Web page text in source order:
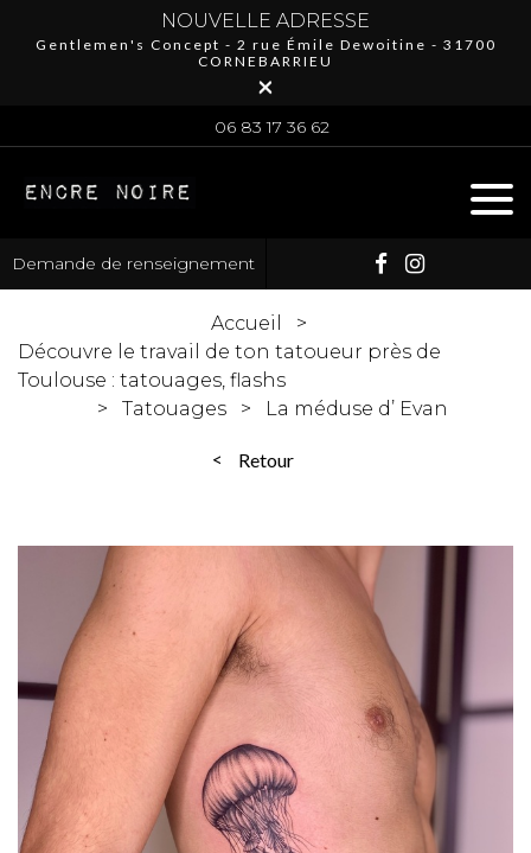
NOUVELLE ADRESSE
Gentlemen's Concept - 2 rue Émile Dewoitine - 31700
CORNEBARRIEU
×
06 83 17 36 62
Demande de renseignement
Accueil
Découvre le travail de ton tatoueur près de
Toulouse : tatouages, flashs
Tatouages
La méduse d’ Evan
Retour